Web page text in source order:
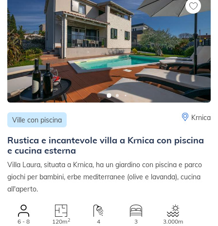
Ville con piscina Krnica
Rustica e incantevole villa a Krnica con piscina
e cucina esterna
Villa Laura, situata a Krnica, ha un giardino con piscina e parco
giochi per bambini, erbe mediterranee (olive e lavanda), cucina
all'aperto.
6 - 8 120m2 4 3 3.000m